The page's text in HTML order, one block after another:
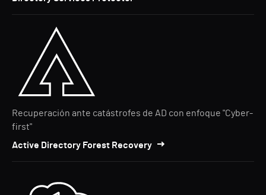
Recuperación ante catástrofes de AD con enfoque "Cyber-
first"
Active Directory Forest Recovery